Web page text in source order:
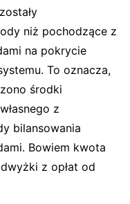
niż pochodzące z
na pokrycie
To oznacza,
środki
z
bilansowania
Bowiem kwota
z opłat od